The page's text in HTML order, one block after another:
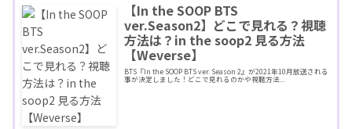
【In the SOOP BTS
ver.Season2】どこで見れる？視聴
方法は？in the soop2 見る方法
【Weverse】
BTS『In the SOOP BTS ver. Season 2』が2021年10月放送される
事が決定しました！どこで見れるのかや視聴方法...